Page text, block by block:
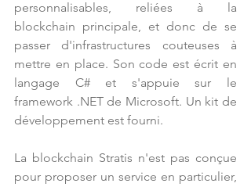
personnalisables, reliées à la
blockchain principale, et donc de se
passer d'infrastructures couteuses à
mettre en place. Son code est écrit en
langage C# et s'appuie sur le
framework .NET de Microsoft. Un kit de
développement est fourni.
La blockchain Stratis n'est pas conçue
pour proposer un service en particulier,